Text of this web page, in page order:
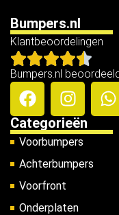
Bumpers.nl
Klantbeoordelingen
Bumpers.nl
Categorieën
Voorbumpers
Achterbumpers
Voorfront
Onderplaten